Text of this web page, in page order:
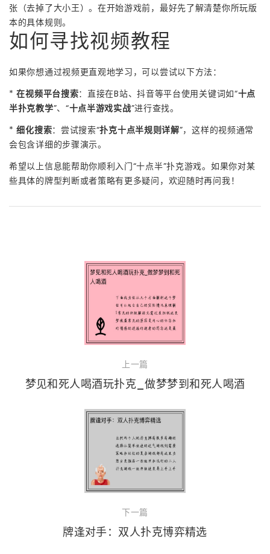
张（去掉了大小王）。在开始游戏前，最好先了解清楚你所玩版
本的具体规则。
如何寻找视频教程
如果你想通过视频更直观地学习，可以尝试以下方法：
*在视频平台搜索：直接在B站、抖音等平台使用关键词如“十点
半扑克教学”、“十点半游戏实战”进行查找。
*细化搜索：尝试搜索“扑克十点半规则详解”，这样的视频通常
会包含详细的步骤演示。
希望以上信息能帮助你顺利入门“十点半”扑克游戏。如果你对某
些具体的牌型判断或者策略有更多疑问，欢迎随时再问我！
上一篇
梦见和死人喝酒玩扑克_做梦梦到和死人喝酒
下一篇
牌逢对手：双人扑克博弈精选